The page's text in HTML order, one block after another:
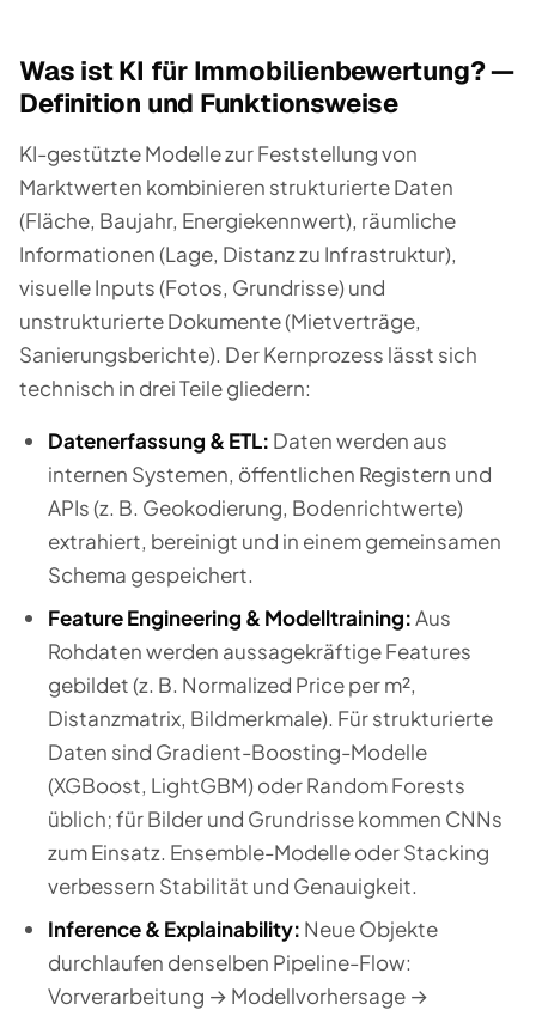
Was ist KI für Immobilienbewertung? —
Definition und Funktionsweise
KI-gestützte Modelle zur Feststellung von
Marktwerten kombinieren strukturierte Daten
(Fläche, Baujahr, Energiekennwert), räumliche
Informationen (Lage, Distanz zu Infrastruktur),
visuelle Inputs (Fotos, Grundrisse) und
unstrukturierte Dokumente (Mietverträge,
Sanierungsberichte). Der Kernprozess lässt sich
technisch in drei Teile gliedern:
Datenerfassung & ETL: Daten werden aus
internen Systemen, öffentlichen Registern und
APIs (z. B. Geokodierung, Bodenrichtwerte)
extrahiert, bereinigt und in einem gemeinsamen
Schema gespeichert.
Feature Engineering & Modelltraining:Aus
Rohdaten werden aussagekräftige Features
gebildet (z. B. Normalized Price per m²,
Distanzmatrix, Bildmerkmale). Für strukturierte
Daten sind Gradient-Boosting-Modelle
(XGBoost, LightGBM) oder Random Forests
üblich; für Bilder und Grundrisse kommen CNNs
zum Einsatz. Ensemble-Modelle oder Stacking
verbessern Stabilität und Genauigkeit.
Inference & Explainability: Neue Objekte
durchlaufen denselben Pipeline-Flow:
Vorverarbeitung → Modellvorhersage →